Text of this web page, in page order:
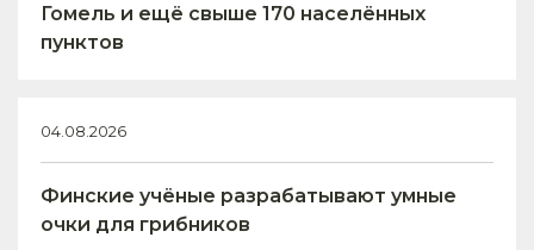
Гомель и ещё свыше 170 населённых
пунктов
04.08.2026
Финские учёные разрабатывают умные
очки для грибников